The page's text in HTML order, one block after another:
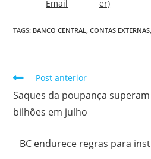
TAGS: BANCO CENTRAL, CONTAS EXTERNAS,
Post anterior
Saques da poupança
bilhões em julho
BC endurece regras para